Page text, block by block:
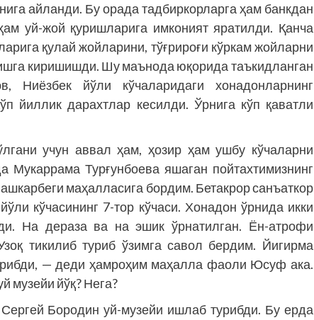
айланди. Бу орада тадбиркорларга ҳам банкдан
уй-жой қуришларига имконият яратилди. Қанча
қулай жойларини, тўғрироғи кўркам жойларни
киришишди. Шу маънода юқорида таъкидланган
Ниёзбек йўли кўчаларидаги хонадонларнинг
йиллик дарахтлар кесилди. Ўрнига кўп қаватли
учун аввал ҳам, ҳозир ҳам ушбу кўчаларни
Турғунбоева яшаган пойтахтимизнинг
маҳалласига бордим. Бетакрор санъаткор
кўчасининг 7-тор кўчаси. Хонадон ўрнида икки
На дераза ва на эшик ўрнатилган. Ён-атрофи
тикилиб туриб ўзимга савол бердим. Йигирма
— деди ҳамроҳим маҳалла фаоли Юсуф ака.
музейи йўқ? Нега?
Бородин уй-музейи ишлаб турибди. Бу ерда